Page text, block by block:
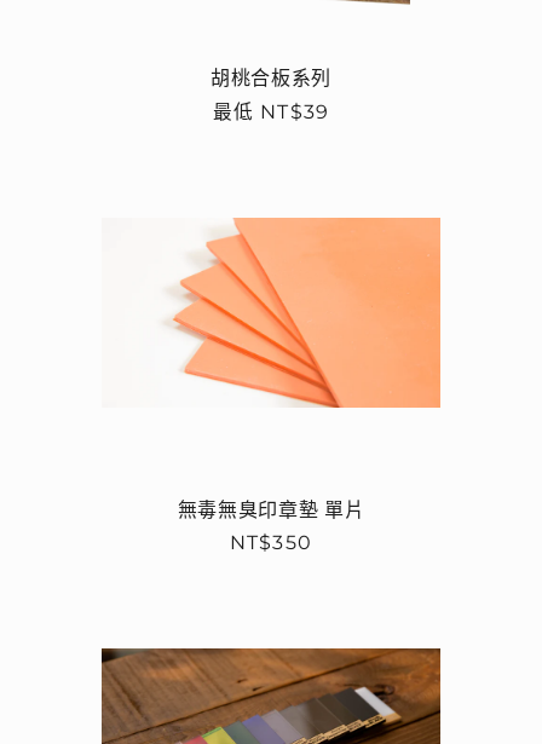
胡桃合板系列
定
最低 NT$39
無毒無臭印章墊 單片
定
NT$350